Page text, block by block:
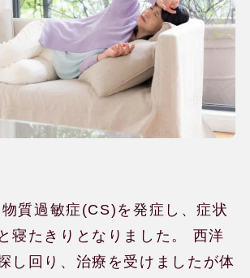
質過敏症(CS)を発症し、症状
寝たきりとなりました。 西洋
し回り、治療を受けましたが体